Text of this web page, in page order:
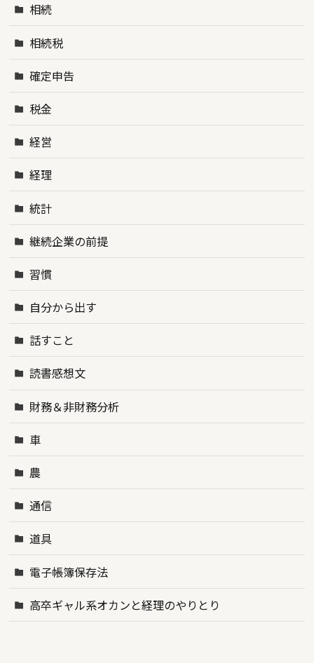
相続
相続税
確定申告
税金
経営
経理
統計
継続企業の前提
習慣
自分から出す
話すこと
読書感想文
財務＆非財務分析
車
農
通信
道具
電子帳簿保存法
高卒ギャル系オカンと経理のやりとり